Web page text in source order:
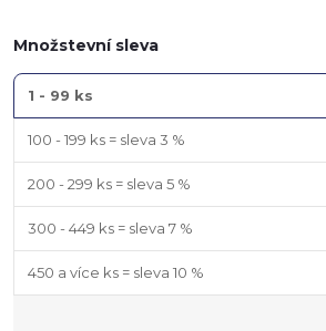
Množstevní sleva
1 - 99 ks
100 - 199 ks = sleva 3 %
200 - 299 ks = sleva 5 %
300 - 449 ks = sleva 7 %
450 a více ks = sleva 10 %